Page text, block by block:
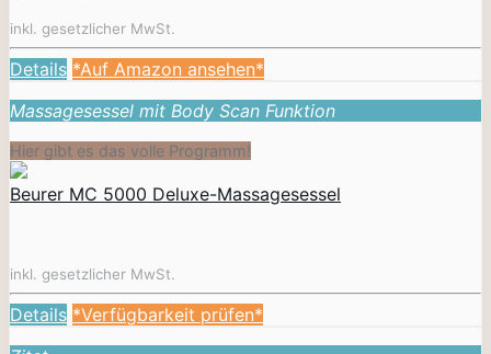
inkl. gesetzlicher MwSt.
Details *Auf Amazon ansehen*
Massagesessel mit Body Scan Funktion
Hier gibt es das volle Programm!
Beurer MC 5000 Deluxe-Massagesessel
inkl. gesetzlicher MwSt.
Details *Verfügbarkeit prüfen*